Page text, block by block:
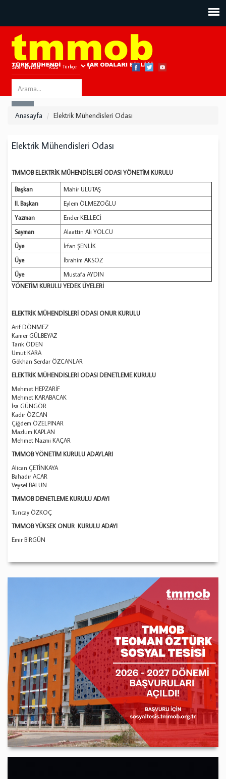
Site Haritası RSS Bize Ulaşın
Search
this
Anasayfa Elektrik Mühendisleri Odası
Elektrik Mühendisleri Odası
TMMOB ELEKTRİK MÜHENDİSLERİ ODASI YÖNETİM KURULU
Başkan
Mahir ULUTAŞ
II. Başkan
Eylem ÖLMEZOĞLU
Yazman
Ender KELLECİ
Sayman
Alaattin Ali YOLCU
Üye
İrfan ŞENLİK
Üye
İbrahim AKSÖZ
Üye
Mustafa AYDIN
YÖNETİM KURULU YEDEK ÜYELERİ
ELEKTRİK MÜHENDİSLERİ ODASI ONUR KURULU
Arif DÖNMEZ
Kamer GÜLBEYAZ
Tarık ÖDEN
Umut KARA
Gökhan Serdar ÖZCANLAR
ELEKTRİK MÜHENDİSLERİ ODASI DENETLEME KURULU
Mehmet HEPZARİF
Mehmet KARABACAK
İsa GÜNGÖR
Kadir ÖZCAN
Çiğdem ÖZELPINAR
Mazlum KAPLAN
Mehmet Nazmi KAÇAR
TMMOB YÖNETİM KURULU ADAYLARI
Alican ÇETİNKAYA
Bahadır ACAR
Veysel BALUN
TMMOB DENETLEME KURULU ADAYI
Tuncay ÖZKOÇ
TMMOB YÜKSEK ONUR KURULU ADAYI
Emir BİRGÜN